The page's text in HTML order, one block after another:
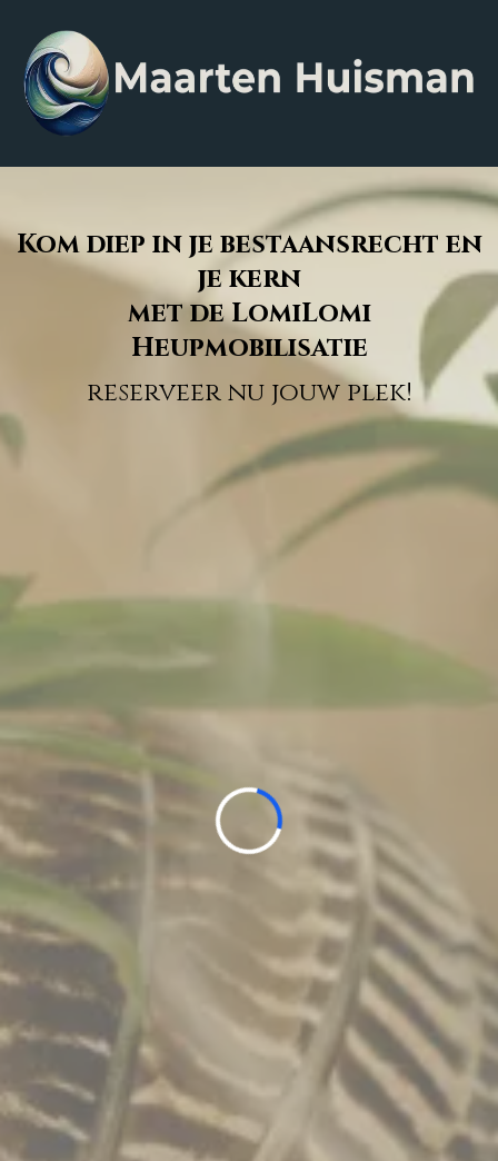
Kom diep in je bestaansrecht en
je kern
met de LomiLomi
Heupmobilisatie
reserveer nu jouw plek!